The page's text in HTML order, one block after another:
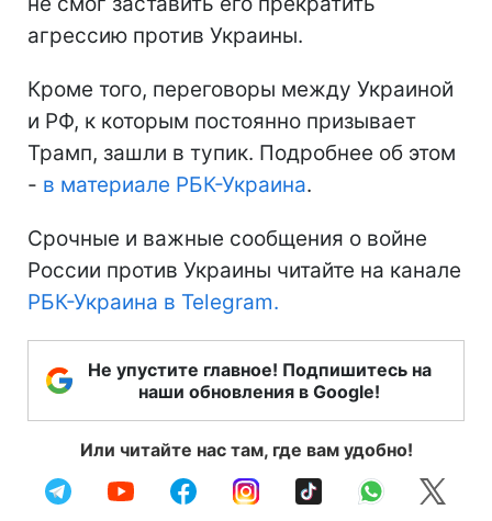
агрессию против Украины.
Кроме того, переговоры между Украиной
и РФ, к которым постоянно призывает
Трамп, зашли в тупик. Подробнее об этом
- в материале РБК-Украина.
Срочные и важные сообщения о войне
России против Украины читайте на канале
РБК-Украина в Telegram.
Не упустите главное! Подпишитесь на
наши обновления в Google!
Или читайте нас там, где вам удобно!